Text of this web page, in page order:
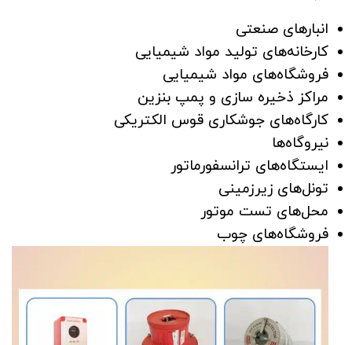
انبارهای صنعتی
کارخانه‌های تولید مواد شیمیایی
فروشگاه‌های مواد شیمیایی
مراکز ذخیره سازی و پمپ بنزین
کارگاه‌های جوشکاری قوس الکتریکی
نیروگاه‌ها
ایستگاه‌های ترانسفورماتور
تونل‌های زیرزمینی
محل‌های تست موتور
فروشگاه‌های چوب